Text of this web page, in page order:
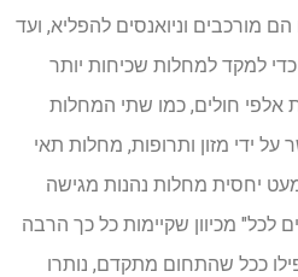
הם מורכבים וניואנסים להפליא, ועד
למקד למחלות שכיחות יותר
אלפי חולים, כמו שתי המחלות
ידי מזון ותרופות, מחלות תאי
יחסית מחלות נהנות מגישה
לכל" מכיוון שקיימות כל כך הרבה
ככל שהתחום מתקדם, נותרו